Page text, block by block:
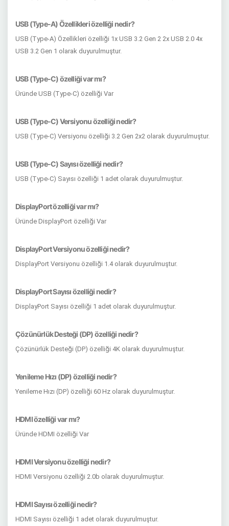
USB (Type-A) Özellikleri özelliği nedir?
USB (Type-A) Özellikleri özelliği 1x USB 3.2 Gen 2 2x USB 2.0 4x
USB 3.2 Gen 1 olarak duyurulmuştur.
USB (Type-C) özelliği var mı?
Üründe USB (Type-C) özelliği Var
USB (Type-C) Versiyonu özelliği nedir?
USB (Type-C) Versiyonu özelliği 3.2 Gen 2x2 olarak duyurulmuştur.
USB (Type-C) Sayısı özelliği nedir?
USB (Type-C) Sayısı özelliği 1 adet olarak duyurulmuştur.
DisplayPort özelliği var mı?
Üründe DisplayPort özelliği Var
DisplayPort Versiyonu özelliği nedir?
DisplayPort Versiyonu özelliği 1.4 olarak duyurulmuştur.
DisplayPort Sayısı özelliği nedir?
DisplayPort Sayısı özelliği 1 adet olarak duyurulmuştur.
Çözünürlük Desteği (DP) özelliği nedir?
Çözünürlük Desteği (DP) özelliği 4K olarak duyurulmuştur.
Yenileme Hızı (DP) özelliği nedir?
Yenileme Hızı (DP) özelliği 60 Hz olarak duyurulmuştur.
HDMI özelliği var mı?
Üründe HDMI özelliği Var
HDMI Versiyonu özelliği nedir?
HDMI Versiyonu özelliği 2.0b olarak duyurulmuştur.
HDMI Sayısı özelliği nedir?
HDMI Sayısı özelliği 1 adet olarak duyurulmuştur.